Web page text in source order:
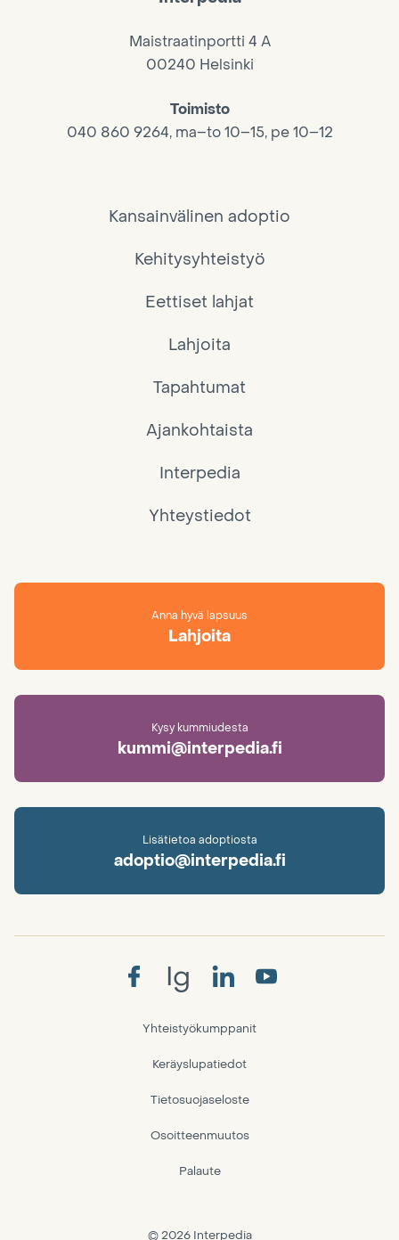
Maistraatinportti 4 A
00240 Helsinki
Toimisto
040 860 9264, ma–to 10–15, pe 10–12
Kansainvälinen adoptio
Kehitysyhteistyö
Eettiset lahjat
Lahjoita
Tapahtumat
Ajankohtaista
Interpedia
Yhteystiedot
Anna hyvä lapsuus
Lahjoita
Kysy kummiudesta
kummi@interpedia.fi
Lisätietoa adoptiosta
adoptio@interpedia.fi
Ig
Yhteistyökumppanit
Keräyslupatiedot
Tietosuojaseloste
Osoitteenmuutos
Palaute
© 2026 Interpedia